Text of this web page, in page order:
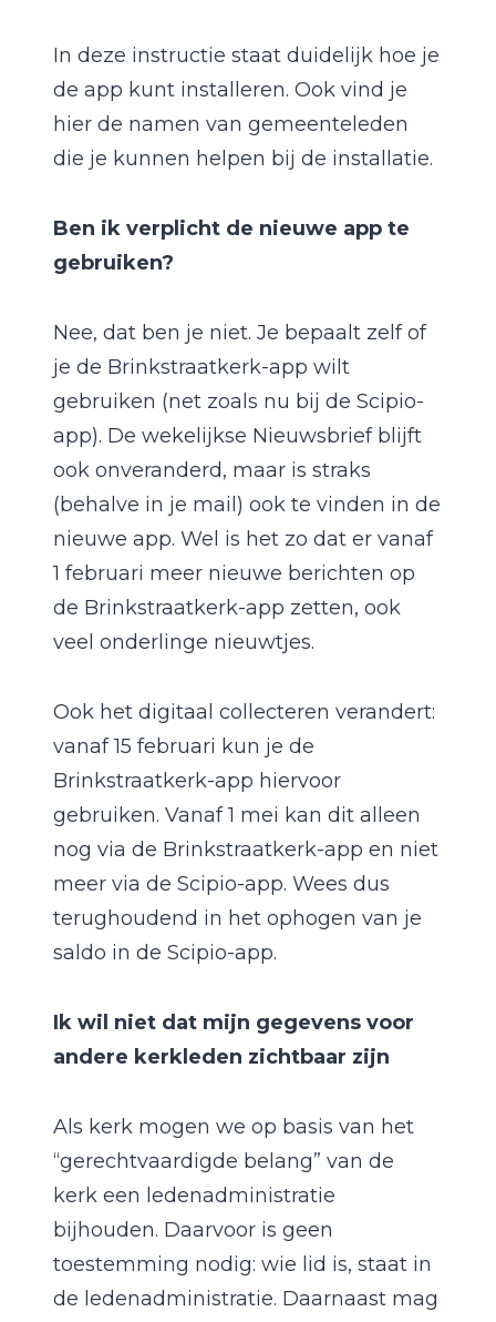
In deze instructie staat duidelijk hoe je
de app kunt installeren. Ook vind je
hier de namen van gemeenteleden
die je kunnen helpen bij de installatie.
Ben ik verplicht de nieuwe app te
gebruiken?
Nee, dat ben je niet. Je bepaalt zelf of
je de Brinkstraatkerk-app wilt
gebruiken (net zoals nu bij de Scipio-
app). De wekelijkse Nieuwsbrief blijft
ook onveranderd, maar is straks
(behalve in je mail) ook te vinden in de
nieuwe app. Wel is het zo dat er vanaf
1 februari meer nieuwe berichten op
de Brinkstraatkerk-app zetten, ook
veel onderlinge nieuwtjes.
Ook het digitaal collecteren verandert:
vanaf 15 februari kun je de
Brinkstraatkerk-app hiervoor
gebruiken. Vanaf 1 mei kan dit alleen
nog via de Brinkstraatkerk-app en niet
meer via de Scipio-app. Wees dus
terughoudend in het ophogen van je
saldo in de Scipio-app.
Ik wil niet dat mijn gegevens voor
andere kerkleden zichtbaar zijn
Als kerk mogen we op basis van het
“gerechtvaardigde belang” van de
kerk een ledenadministratie
bijhouden. Daarvoor is geen
toestemming nodig: wie lid is, staat in
de ledenadministratie. Daarnaast mag